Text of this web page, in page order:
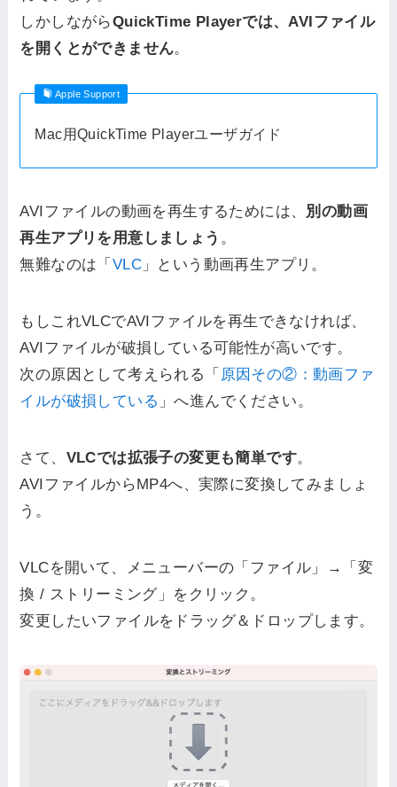
しかしながらQuickTime Playerでは、AVIファイル
を開くとができません。
Apple Support
Mac用QuickTime Playerユーザガイド
AVIファイルの動画を再生するためには、 別の動画
再生アプリを用意しましょう 。
無難なのは「 VLC 」という動画再生アプリ。
もしこれVLCでAVIファイルを再生できなければ、
AVIファイルが破損している可能性が高いです。
次の原因として考えられる「 原因その②：動画ファ
イルが破損している 」へ進んでください。
さて、 VLCでは拡張子の変更も簡単です。
AVIファイルからMP4へ、実際に変換してみましょ
う。
VLCを開いて、メニューバーの「ファイル」→「変
換 / ストリーミング」をクリック。
変更したいファイルをドラッグ＆ドロップします。